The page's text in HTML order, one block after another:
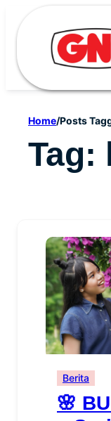
Home/Posts
Tag:
Berita
🌸